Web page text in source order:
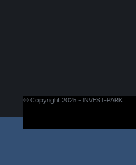
© Copyright 2025 - INVEST-PARK